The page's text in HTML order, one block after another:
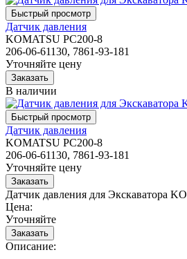
Датчик давления
KOMATSU PC200-8
206-06-61130, 7861-93-181
Уточняйте цену
В наличии
Датчик давления
KOMATSU PC200-8
206-06-61130, 7861-93-181
Уточняйте цену
Датчик давления для Экскаватора
Цена:
Уточняйте
Описание: